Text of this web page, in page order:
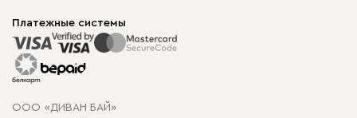
Способы оплаты
Рассрочка и кредит
Гарантия
Карта сайта
Политика конфиденциальности
Корпусная мебель
Распродажа мебели
Платежные системы
ООО «ДИВАН БАЙ»